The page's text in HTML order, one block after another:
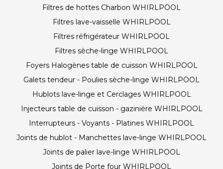
Filtres de hottes Charbon WHIRLPOOL
Filtres lave-vaisselle WHIRLPOOL
Filtres réfrigérateur WHIRLPOOL
Filtres sèche-linge WHIRLPOOL
Foyers Halogènes table de cuisson WHIRLPOOL
Galets tendeur - Poulies sèche-linge WHIRLPOOL
Hublots lave-linge et Cerclages WHIRLPOOL
Injecteurs table de cuisson - gazinière WHIRLPOOL
Interrupteurs - Voyants - Platines WHIRLPOOL
Joints de hublot - Manchettes lave-linge WHIRLPOOL
Joints de palier lave-linge WHIRLPOOL
Joints de Porte four WHIRLPOOL